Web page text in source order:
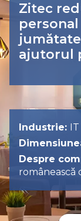
Zitec
ajutorul
Industrie: IT
Despre
românească